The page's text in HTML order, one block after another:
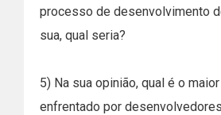
processo de desenvolvimento
sua, qual seria?
5) Na sua opinião, qual é o
enfrentado por